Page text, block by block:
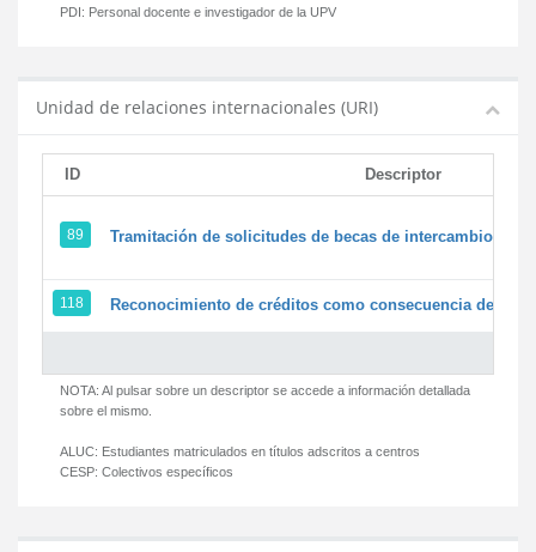
PDI: Personal docente e investigador de la UPV
Unidad de relaciones internacionales (URI)
ID Descriptor
89 Tramitación de solicitudes de becas de intercambio
118 Reconocimiento de créditos como consecuencia de un
NOTA: Al pulsar sobre un descriptor se accede a información detallada
sobre el mismo.
ALUC: Estudiantes matriculados en títulos adscritos a centros
CESP: Colectivos específicos